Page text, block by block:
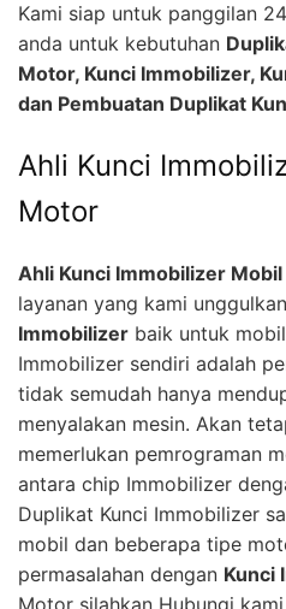
Kami siap untuk panggilan
anda untuk kebutuhan
Motor, Kunci Immobilizer,
dan Pembuatan Duplikat
Ahli Kunci
Motor
Ahli Kunci Immobilizer Mobil
layanan yang kami
Immobilizer baik untuk
Immobilizer sendiri adalah
tidak semudah hanya
menyalakan mesin. Akan
memerlukan pemrograman
antara chip Immobilizer
Duplikat Kunci Immobilizer
mobil dan beberapa tipe
permasalahan dengan Kunci